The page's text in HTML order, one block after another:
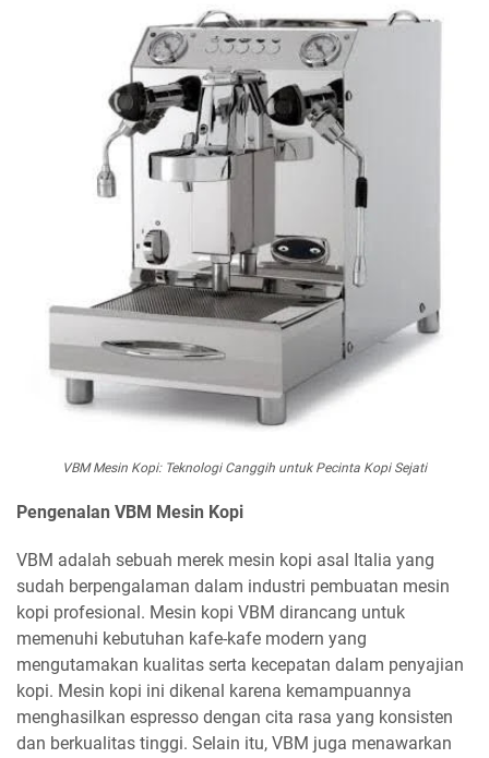
VBM Mesin Kopi: Teknologi Canggih untuk Pecinta Kopi Sejati
Pengenalan VBM Mesin Kopi
VBM adalah sebuah merek mesin kopi asal Italia yang
sudah berpengalaman dalam industri pembuatan mesin
kopi profesional. Mesin kopi VBM dirancang untuk
memenuhi kebutuhan kafe-kafe modern yang
mengutamakan kualitas serta kecepatan dalam penyajian
kopi. Mesin kopi ini dikenal karena kemampuannya
menghasilkan espresso dengan cita rasa yang konsisten
dan berkualitas tinggi. Selain itu, VBM juga menawarkan